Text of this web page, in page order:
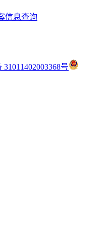
信息查询
号